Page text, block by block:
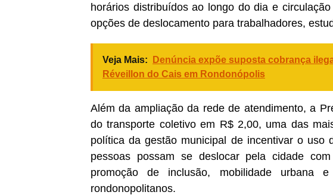
horários distribuídos ao longo do dia e
opções de deslocamento para trabalhadores,
Veja Mais:
Denúncia expõe suposta cobrança
Réveillon do Cais em Rondonópolis
Além da ampliação da rede de atendimento, a
do transporte coletivo em R$ 2,00, uma das
política da gestão municipal de incentivar o uso
pessoas possam se deslocar pela cidade
promoção de inclusão, mobilidade urbana
rondonopolitanos.